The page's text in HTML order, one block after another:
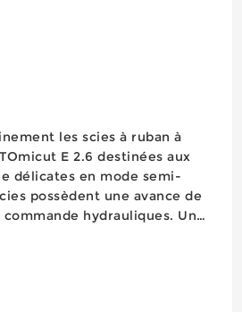
les scies à ruban à
E 2.6 destinées aux
délicates en mode semi-
hydrauliques. Un